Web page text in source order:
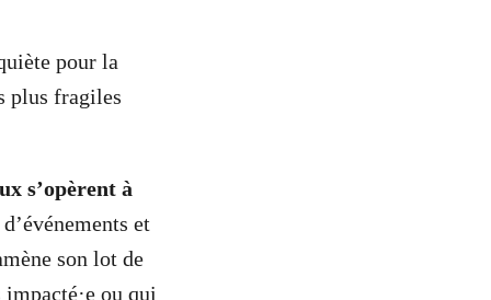
pour la
plus fragiles
s’opèrent à
et
son lot de
ou qui